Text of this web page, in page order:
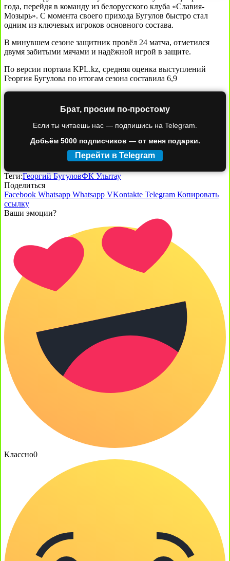
года, перейдя в команду из белорусского клуба «Славия-
Мозырь». С момента своего прихода Бугулов быстро стал
одним из ключевых игроков основного состава.
В минувшем сезоне защитник провёл 24 матча, отметился
двумя забитыми мячами и надёжной игрой в защите.
По версии портала KPL.kz, средняя оценка выступлений
Георгия Бугулова по итогам сезона составила 6,9
Брат, просим по-простому
Если ты читаешь нас — подпишись на Telegram.
Добьём 5000 подписчиков — от меня подарки.
Перейти в Telegram
Теги:Георгий БугуловФК Улытау
Поделиться
Facebook Whatsapp Whatsapp VKontakte Telegram Копировать
ссылку
Ваши эмоции?
Классно0